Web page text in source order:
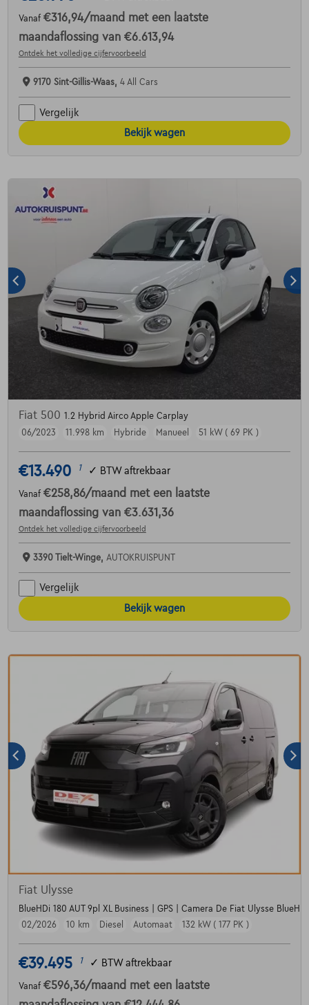
Vanaf €316,94/maand met een laatste
maandaflossing van €6.613,94
Ontdek het volledige cijfervoorbeeld
9170 Sint-Gillis-Waas, 4 All Cars
Vergelijk
Bekijk wagen
Fiat 500 1.2 Hybrid Airco Apple Carplay
06/2023
11.998 km Hybride Manueel 51 kW ( 69 PK )
€13.490 1 ✓ BTW aftrekbaar
Vanaf €258,86/maand met een laatste
maandaflossing van €3.631,36
Ontdek het volledige cijfervoorbeeld
3390 Tielt-Winge, AUTOKRUISPUNT
Vergelijk
Bekijk wagen
Fiat Ulysse
BlueHDi 180 AUT 9pl XL Business | GPS | Camera De Fiat Ulysse
02/2026
10 km Diesel Automaat 132 kW ( 177 PK )
€39.495 1 ✓ BTW aftrekbaar
Vanaf €596,36/maand met een laatste